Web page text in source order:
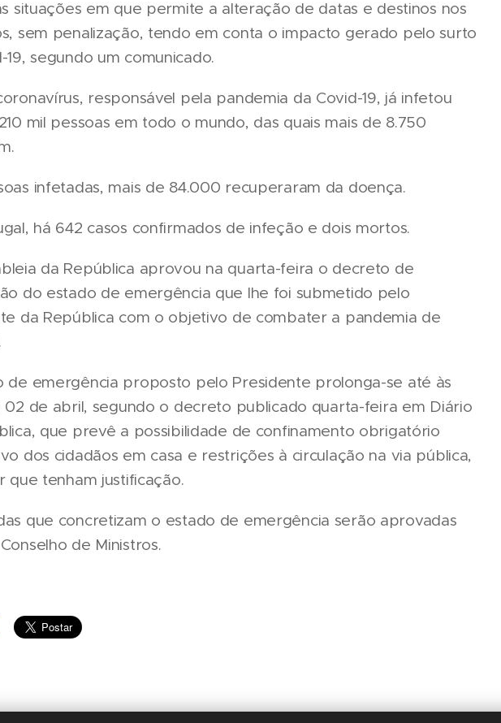
situações em que permite a alteração de datas e destinos nos
sem penalização, tendo em conta o impacto gerado pelo surto
19, segundo um comunicado.
responsável pela pandemia da Covid-19, já infetou
mil pessoas em todo o mundo, das quais mais de 8.750
infetadas, mais de 84.000 recuperaram da doença.
há 642 casos confirmados de infeção e dois mortos.
da República aprovou na quarta-feira o decreto de
do estado de emergência que lhe foi submetido pelo
da República com o objetivo de combater a pandemia de
de emergência proposto pelo Presidente prolonga-se até às
02 de abril, segundo o decreto publicado quarta-feira em Diário
que prevê a possibilidade de confinamento obrigatório
dos cidadãos em casa e restrições à circulação na via pública,
que tenham justificação.
que concretizam o estado de emergência serão aprovadas
de Ministros.